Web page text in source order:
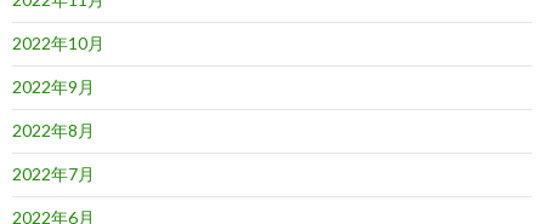
2022年10月
2022年9月
2022年8月
2022年7月
2022年6月